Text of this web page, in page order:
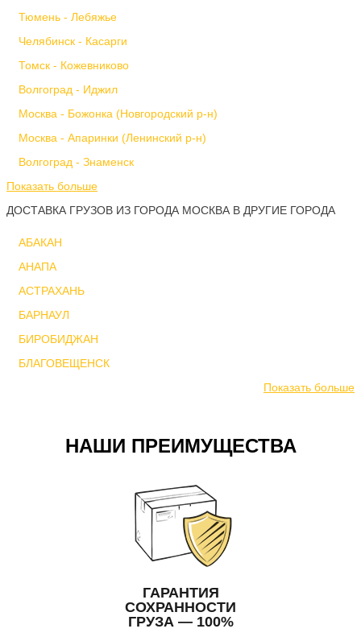
Тюмень - Лебяжье
Челябинск - Касарги
Томск - Кожевниково
Волгоград - Иджил
Москва - Божонка (Новгородский р-н)
Москва - Апаринки (Ленинский р-н)
Волгоград - Знаменск
Показать больше
ДОСТАВКА ГРУЗОВ ИЗ ГОРОДА МОСКВА В ДРУГИЕ ГОРОДА
АБАКАН
АНАПА
АСТРАХАНЬ
БАРНАУЛ
БИРОБИДЖАН
БЛАГОВЕЩЕНСК
Показать больше
НАШИ ПРЕИМУЩЕСТВА
ГАРАНТИЯ
СОХРАННОСТИ
ГРУЗА — 100%